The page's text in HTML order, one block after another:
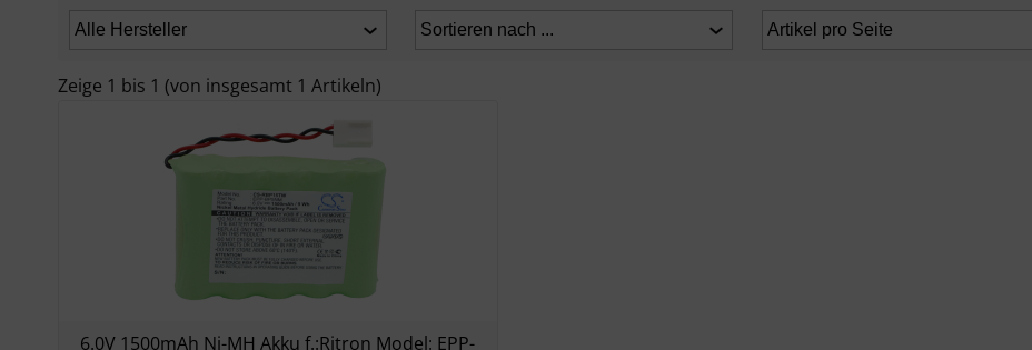
Zeige 1 bis 1 (von insgesamt 1 Artikeln)
6.0V 1500mAh Ni-MH Akku f.:Ritron Model: EPP-